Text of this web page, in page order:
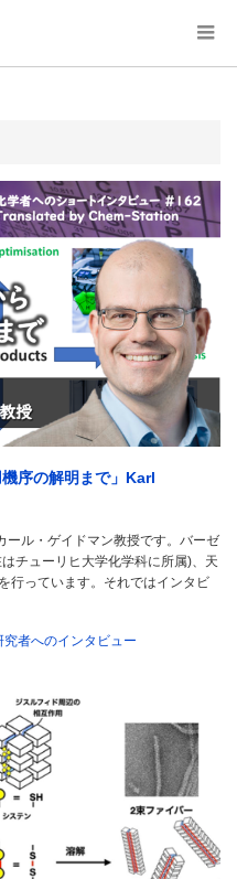
序の解明まで」Karl
ル・ゲイドマン教授です。バーゼ
チューリヒ大学化学科に所属)、天
行っています。それではインタビ
究者へのインタビュー